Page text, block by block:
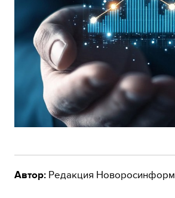
Автор: Редакция Новоросинформ